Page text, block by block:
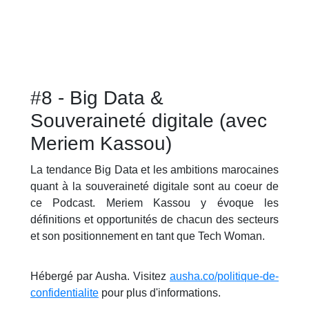
#8 - Big Data &
Souveraineté digitale (avec
Meriem Kassou)
La tendance Big Data et les ambitions marocaines
quant à la souveraineté digitale sont au coeur de
ce Podcast. Meriem Kassou y évoque les
définitions et opportunités de chacun des secteurs
et son positionnement en tant que Tech Woman.
Hébergé par Ausha. Visitez ausha.co/politique-de-
confidentialite pour plus d'informations.